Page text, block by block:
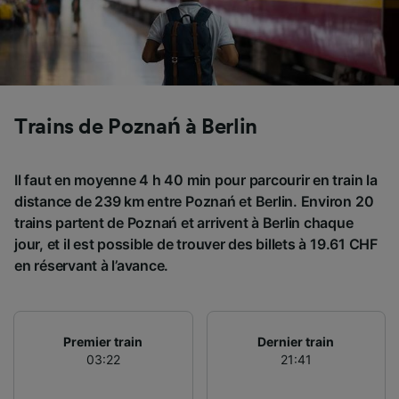
Trains de Poznań à Berlin
Il faut en moyenne 4 h 40 min pour parcourir en train la
distance de 239 km entre Poznań et Berlin. Environ 20
trains partent de Poznań et arrivent à Berlin chaque
jour, et il est possible de trouver des billets à 19.61 CHF
en réservant à l’avance.
Premier train
03:22
Dernier train
21:41
Nos équipes ainsi que nos partenaires
externes, traitent des données selon les
finalités suivantes :
Utiliser des données de géolocalisation
précises. Analyser activement les
l’identification. Stocker et/ou accéder à des
performance des publicités et du contenu,
études d’audience et développement de
Liste de nos partenaires (fournisseurs)